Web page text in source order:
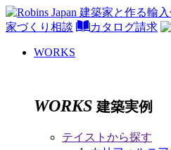
家づくり相談 カタログ請求
WORKS
WORKS 建築実例
テイストから探す